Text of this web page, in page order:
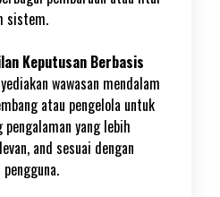
sistem.
Keputusan Berbasis
wawasan mendalam
atau pengelola untuk
pengalaman yang lebih
and sesuai dengan